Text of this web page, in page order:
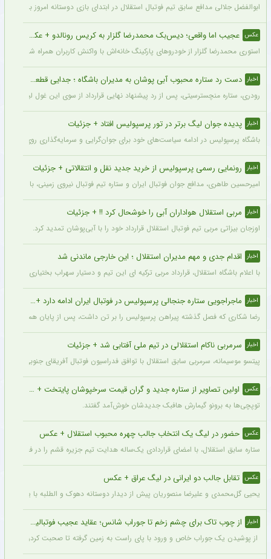
ابوالفضل جلالی مدافع سابق تیم فوتبال استقلال در ابتدای بازی دوستانه امروز با
عکس عجیب اما واقعی؛ دیس‌بک محمدرضا گلزار به کریس رونالدو + عکس
استوری محمدرضا گلزار از خودروهای پارکینگ خانه‌اش با واکنش کاربران همراه شده و
اخبار دست رد ستاره محبوب آبی پوشان به مدیران باشگاه ؛ جدایی قطعی است !
رودری، ستاره منچسترسیتی، پس از رد پیشنهاد نهایی قرارداد از سوی این غول لیگ
اخبار پدیده جوان لیگ برتر در تور پرسپولیس افتاد + جزئیات
باشگاه پرسپولیس در ادامه سیاست‌های خود برای جوان‌گرایی و سرمایه‌گذاری روی استعدادهای آینده فوتبال
اخبار رونمایی رسمی پرسپولیس از خرید جدید نقل و انتقالاتی + جزئیات
امیرحسین طاهری، مدافع جوان فوتبال ایران و ستاره تیم فوتبال نیروی زمینی، با
اخبار مربی استقلال هواداران آبی را خوشحال کرد !! + جزئیات
اوزجان بیزاتی مربی تیم فوتبال استقلال قرارداد خود را با آبی‌پوشان تمدید کرد.
اخبار اقدام جدی و مهم مدیران استقلال ؛ این خارجی ماندنی شد
با اعلام باشگاه استقلال، قرارداد مربی ترکیه ای این تیم و دستیار سهراب بختیاری زاده
اخبار ماجراجویی ستاره جنجالی پرسپولیس در فوتبال ایران ادامه دارد + جزئیات
رضا شکاری که فصل گذشته پیراهن پرسپولیس را بر تن داشت، پس از پایان همکاری با
اخبار سرمربی ناکام استقلالی در تیم ملی آفتابی شد + جزئیات
پیتسو موسیمانه، سرمربی سابق استقلال با توافق فدراسیون فوتبال آفریقای جنوبی
عکس اولین تصاویر از ستاره جدید و گران قیمت سرخپوشان پایتخت + عکس
توپچی‌ها به برونو گیمارش هافبک جدیدشان خوش‌آمد گفتند.
عکس حضور در لیگ یک انتخاب جالب چهره محبوب استقلال + عکس
ستاره سابق استقلال، با امضای قراردادی یک‌ساله هدایت تیم جزیره قشم را در فصل
عکس تقابل جالب دو ایرانی در لیگ عراق + عکس
یحیی گل‌محمدی و علیرضا منصوریان پیش از دیدار دوستانه دهوک و الطلبه با یکدیگر
اخبار از چوب تاک برای چشم زخم تا جوراب شانس؛ عقاید عجیب فوتبالیست‌ها!
از پوشیدن یک جوراب خاص و ورود با پای راست به زمین گرفته تا صحبت کردن با